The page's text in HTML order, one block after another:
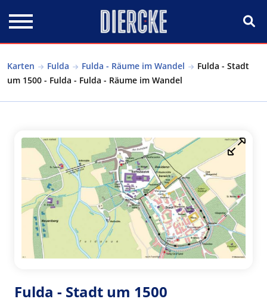
Karten Fulda Fulda - Räume im Wandel
Fulda - Stadt
um 1500 - Fulda - Fulda - Räume im Wandel
Fulda - Stadt um 1500